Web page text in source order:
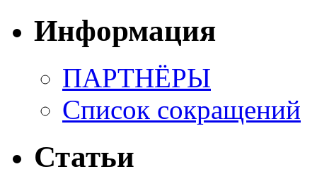
Информация
ПАРТНЁРЫ
Список сокращений
Статьи